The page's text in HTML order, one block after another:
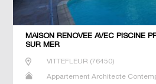
MAISON RENOVEE AVEC PISCINE
SUR MER
VITTEFLEUR (76450)
Appartement Architecte